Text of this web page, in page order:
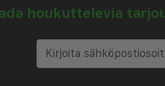
houkuttelevia